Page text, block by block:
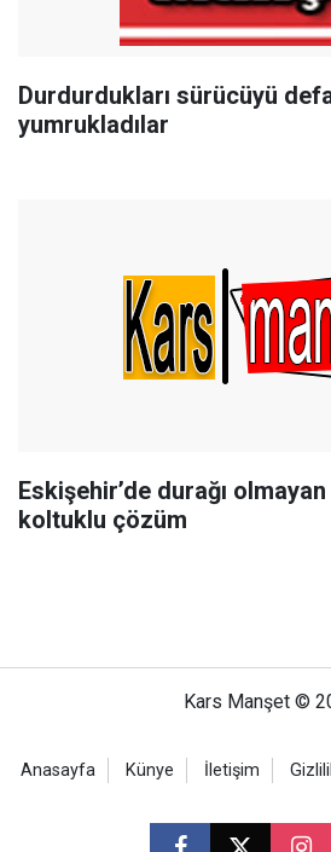
Durdurdukları sürücüyü
yumrukladılar
Eskişehir’de durağı
koltuklu çözüm
Kars Manşet ©
Anasayfa Künye İletişim